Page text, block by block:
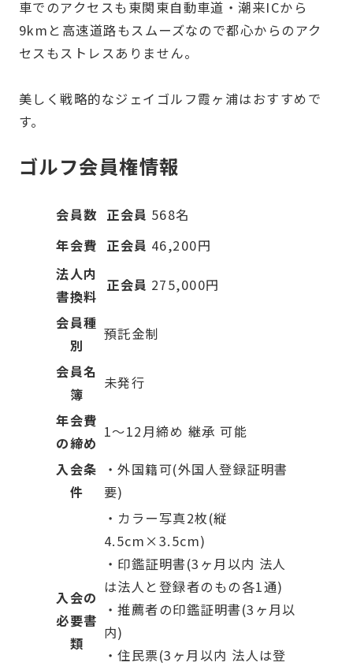
車でのアクセスも東関東自動車道・潮来ICから
9kmと高速道路もスムーズなので都心からのアク
セスもストレスありません。
美しく戦略的なジェイゴルフ霞ヶ浦はおすすめで
す。
ゴルフ会員権情報
会員数 正会員 568名
年会費 正会員 46,200円
法人内
書換料
正会員 275,000円
会員種
別
預託金制
会員名
簿
未発行
年会費
の締め
1～12月締め 継承 可能
入会条
件
・外国籍可(外国人登録証明書
要)
入会の
必要書
類
・カラー写真2枚(縦
4.5cm×3.5cm)
・印鑑証明書(3ヶ月以内 法人
は法人と登録者のもの各1通)
・推薦者の印鑑証明書(3ヶ月以
内)
・住民票(3ヶ月以内 法人は登